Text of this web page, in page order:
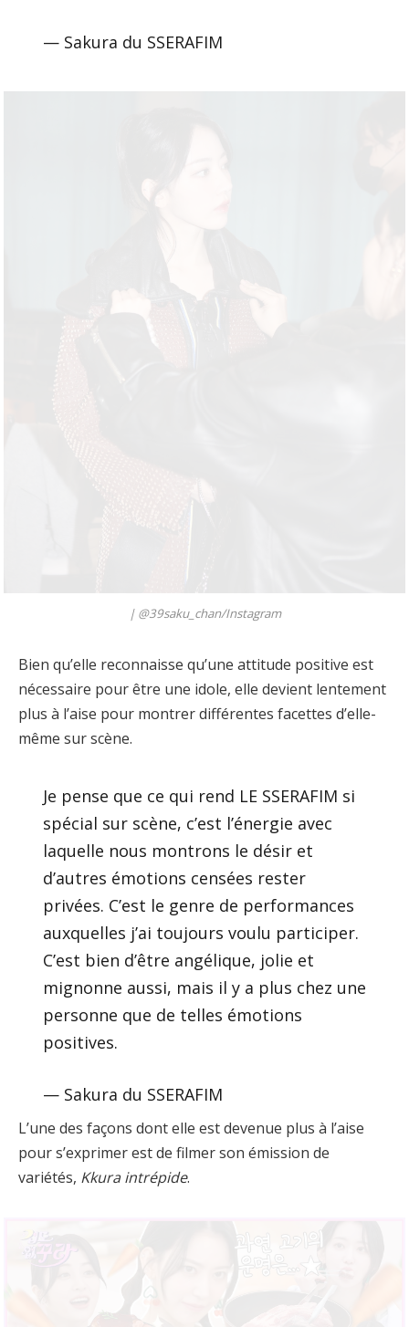
— Sakura du SSERAFIM
| @39saku_chan/Instagram
Bien qu’elle reconnaisse qu’une attitude positive est
nécessaire pour être une idole, elle devient lentement
plus à l’aise pour montrer différentes facettes d’elle-
même sur scène.
Je pense que ce qui rend LE SSERAFIM si
spécial sur scène, c’est l’énergie avec
laquelle nous montrons le désir et
d’autres émotions censées rester
privées. C’est le genre de performances
auxquelles j’ai toujours voulu participer.
C’est bien d’être angélique, jolie et
mignonne aussi, mais il y a plus chez une
personne que de telles émotions
positives.
— Sakura du SSERAFIM
L’une des façons dont elle est devenue plus à l’aise
pour s’exprimer est de filmer son émission de
variétés, Kkura intrépide.